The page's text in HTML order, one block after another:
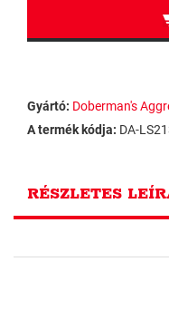
Gyártó: Doberman's
A termék kódja: DA-
RÉSZLETES